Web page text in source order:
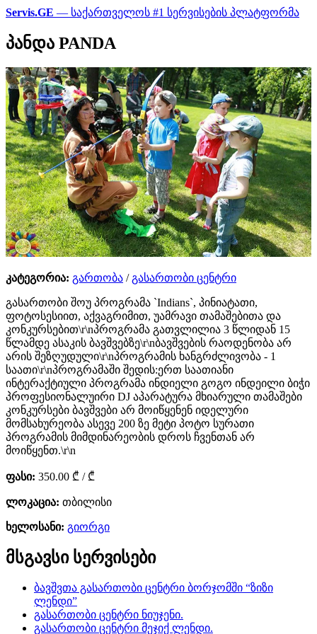
Servis.GE — საქართველოს #1 სერვისების პლატფორმა
პანდა PANDA
კატეგორია: გართობა /გასართობი ცენტრი
გასართობი შოუ პროგრამა `Indians`, პინიატათი,
ფოტოსესიით, აქვაგრიმით, უამრავი თამაშებითა და
კონკურსებით\r\nპროგრამა გათვლილია 3 წლიდან 15
წლამდე ასაკის ბავშვებზე\r\nბავშვების რაოდენობა არ
არის შეზღუდული\r\nპროგრამის ხანგრძლივობა - 1
საათი\r\nპროგრამაში შედის:ერთ საათიანი
ინტერაქტიული პროგრამა ინდიელი გოგო ინდეილი ბიჭი
პროფესიონალუირი DJ აპარატურა მხიარული თამაშები
კონკურსები ბავშვები არ მოიწყენენ იდელური
მომსახურეობა ასევე 200 ზე მეტი პოტო სურათი
პროგრამის მიმდინარეობის დროს ჩვენთან არ
მოიწყენთ.\r\n
ფასი: 350.00 ₾ / ₾
ლოკაცია: თბილისი
ხელოსანი: გიორგი
მსგავსი სერვისები
ბავშვთა გასართობი ცენტრი ბორჯომში “ზიზი
ლენდი”
გასართობი ცენტრი ნიუჯენი.
გასართობი ცენტრი მეჯიქ ლენდი.